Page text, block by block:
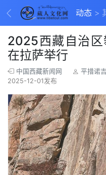
动态
2025西藏自治
在拉萨举行
中国西藏新闻网
平措诺
2025-12-01发布